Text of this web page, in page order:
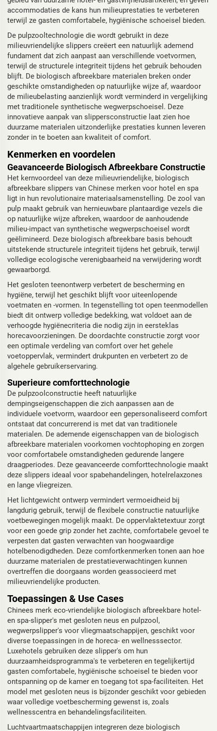
accommodaties de kans hun milieuprestaties te verbeteren
terwijl ze gasten comfortabele, hygiënische schoeisel bieden.
De pulpzooltechnologie die wordt gebruikt in deze
milieuvriendelijke slippers creëert een natuurlijk ademend
fundament dat zich aanpast aan verschillende voetvormen,
terwijl de structurele integriteit tijdens het gebruik behouden
blijft. De biologisch afbreekbare materialen breken onder
geschikte omstandigheden op natuurlijke wijze af, waardoor
de milieubelasting aanzienlijk wordt verminderd in vergelijking
met traditionele synthetische wegwerpschoeisel. Deze
innovatieve aanpak van slippersconstructie laat zien hoe
duurzame materialen uitzonderlijke prestaties kunnen leveren
zonder in te boeten aan kwaliteit of comfort.
Kenmerken en voordelen
Geavanceerde Biologisch Afbreekbare Constructie
Het kernvoordeel van deze milieuvriendelijke, biologisch
afbreekbare slippers van Chinese merken voor hotel en spa
ligt in hun revolutionaire materiaalsamenstelling. De zool van
pulp maakt gebruik van hernieuwbare plantaardige vezels die
op natuurlijke wijze afbreken, waardoor de aanhoudende
milieu-impact van synthetische wegwerpschoeisel wordt
geëlimineerd. Deze biologisch afbreekbare basis behoudt
uitstekende structurele integriteit tijdens het gebruik, terwijl
volledige ecologische verenigbaarheid na verwijdering wordt
gewaarborgd.
Het gesloten teenontwerp verbetert de bescherming en
hygiëne, terwijl het geschikt blijft voor uiteenlopende
voetmaten en -vormen. In tegenstelling tot open teenmodellen
biedt dit ontwerp volledige bedekking, wat voldoet aan de
verhoogde hygiënecriteria die nodig zijn in eersteklas
horecavoorzieningen. De doordachte constructie zorgt voor
een optimale verdeling van comfort over het gehele
voetoppervlak, vermindert drukpunten en verbetert zo de
algehele gebruikerservaring.
Superieure comforttechnologie
De pulpzoolconstructie heeft natuurlijke
dempingseigenschappen die zich aanpassen aan de
individuele voetvorm, waardoor een gepersonaliseerd comfort
ontstaat dat concurrerend is met dat van traditionele
materialen. De ademende eigenschappen van de biologisch
afbreekbare materialen voorkomen vochtophoping en zorgen
voor comfortabele omstandigheden gedurende langere
draagperiodes. Deze geavanceerde comforttechnologie maakt
deze slippers ideaal voor spabehandelingen, hotelrelaxzones
en lange vliegreizen.
Het lichtgewicht ontwerp vermindert vermoeidheid bij
langdurig gebruik, terwijl de flexibele constructie natuurlijke
voetbewegingen mogelijk maakt. De oppervlaktetextuur zorgt
voor een goede grip zonder het zachte, comfortabele gevoel te
verpesten dat gasten verwachten van hoogwaardige
hotelbenodigdheden. Deze comfortkenmerken tonen aan hoe
duurzame materialen de prestatieverwachtingen kunnen
overtreffen die doorgaans worden geassocieerd met
milieuvriendelijke producten.
Toepassingen & Use Cases
Chinees merk eco-vriendelijke biologisch afbreekbare hotel-
en spa-slipper's met gesloten neus en pulpzool,
wegwerpslipper's voor vliegmaatschappijen, geschikt voor
diverse toepassingen in de horeca- en wellnesssector.
Luxehotels gebruiken deze slipper's om hun
duurzaamheidsprogramma's te verbeteren en tegelijkertijd
gasten comfortabele, hygiënische schoeisel te bieden voor
ontspanning op de kamer en toegang tot spa-faciliteiten. Het
model met gesloten neus is bijzonder geschikt voor gebieden
waar volledige voetbescherming gewenst is, zoals
wellnesscentra en behandelingsfaciliteiten.
Luchtvaartmaatschappijen integreren deze biologisch